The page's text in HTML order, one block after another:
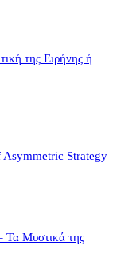
της Ειρήνης ή
Asymmetric Strategy
Τα Μυστικά της